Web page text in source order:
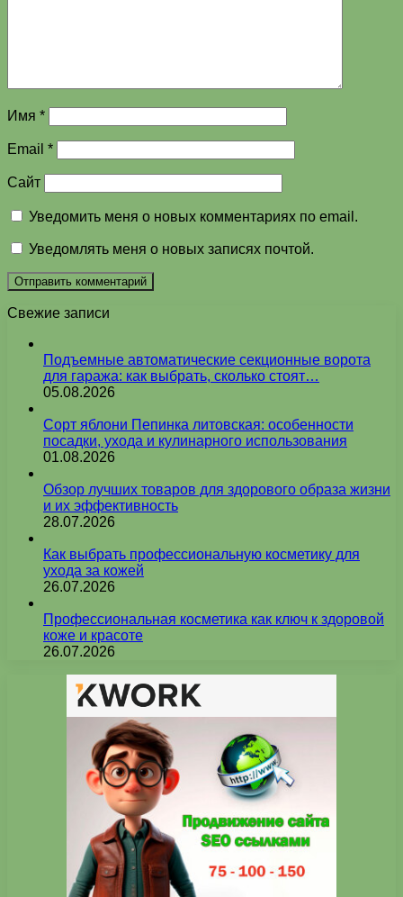
Имя *
Email *
Сайт
Уведомить меня о новых комментариях по email.
Уведомлять меня о новых записях почтой.
Свежие записи
Подъемные автоматические секционные ворота
для гаража: как выбрать, сколько стоят…
05.08.2026
Сорт яблони Пепинка литовская: особенности
посадки, ухода и кулинарного использования
01.08.2026
Обзор лучших товаров для здорового образа жизни
и их эффективность
28.07.2026
Как выбрать профессиональную косметику для
ухода за кожей
26.07.2026
Профессиональная косметика как ключ к здоровой
коже и красоте
26.07.2026